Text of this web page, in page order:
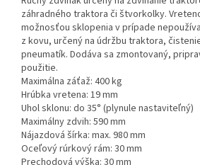
záhradného traktora či štvorkolky.
možnosťou sklopenia v prípade
z kovu, určený na údržbu traktora,
pneumatík. Dodáva sa zmontovaný,
použitie.
Maximálna záťaž: 400 kg
Hrúbka vretena: 19 mm
Uhol sklonu: do 35° (plynule nastaviteľný)
Maximálny zdvih: 590 mm
Nájazdová šírka: max. 980 mm
Oceľový rúrkový rám: 30 mm